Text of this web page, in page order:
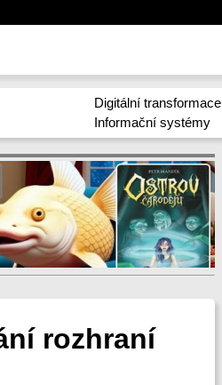
Digitální transformace
Informační systémy
rozhraní